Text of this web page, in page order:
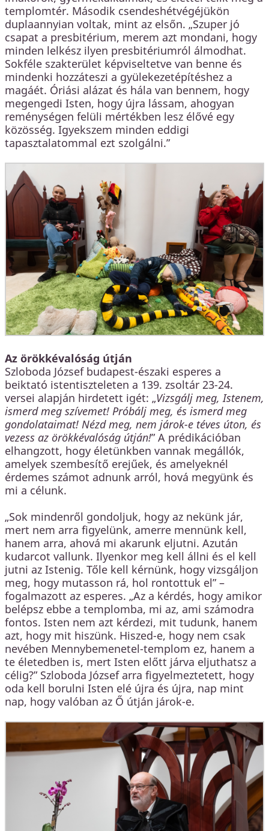
templomtér. Második csendeshétvégéjükön
duplaannyian voltak, mint az elsőn. „Szuper jó
csapat a presbitérium, merem azt mondani, hogy
minden lelkész ilyen presbitériumról álmodhat.
Sokféle szakterület képviseltetve van benne és
mindenki hozzáteszi a gyülekezetépítéshez a
magáét. Óriási alázat és hála van bennem, hogy
megengedi Isten, hogy újra lássam, ahogyan
reménységen felüli mértékben lesz élővé egy
közösség. Igyekszem minden eddigi
tapasztalatommal ezt szolgálni.”
Az örökkévalóság útján
Szloboda József budapest-északi esperes a
beiktató istentiszteleten a 139. zsoltár 23-24.
versei alapján hirdetett igét: „Vizsgálj meg, Istenem,
ismerd meg szívemet! Próbálj meg, és ismerd meg
gondolataimat! Nézd meg, nem járok-e téves úton, és
vezess az örökkévalóság útján!” A prédikációban
elhangzott, hogy életünkben vannak megállók,
amelyek szembesítő erejűek, és amelyeknél
érdemes számot adnunk arról, hová megyünk és
mi a célunk.
„Sok mindenről gondoljuk, hogy az nekünk jár,
mert nem arra figyelünk, amerre mennünk kell,
hanem arra, ahová mi akarunk eljutni. Azután
kudarcot vallunk. Ilyenkor meg kell állni és el kell
jutni az Istenig. Tőle kell kérnünk, hogy vizsgáljon
meg, hogy mutasson rá, hol rontottuk el” –
fogalmazott az esperes. „Az a kérdés, hogy amikor
belépsz ebbe a templomba, mi az, ami számodra
fontos. Isten nem azt kérdezi, mit tudunk, hanem
azt, hogy mit hiszünk. Hiszed-e, hogy nem csak
nevében Mennybemenetel-templom ez, hanem a
te életedben is, mert Isten előtt járva eljuthatsz a
célig?” Szloboda József arra figyelmeztetett, hogy
oda kell borulni Isten elé újra és újra, nap mint
nap, hogy valóban az Ő útján járok-e.